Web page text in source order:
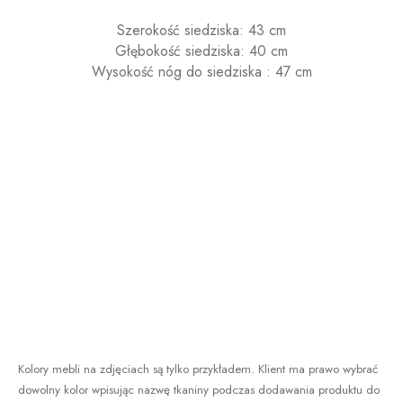
Szerokość siedziska: 43 cm
Głębokość siedziska: 40 cm
Wysokość nóg do siedziska : 47 cm
Kolory mebli na zdjęciach są tylko przykładem. Klient ma prawo wybrać
dowolny kolor wpisując nazwę tkaniny podczas dodawania produktu do